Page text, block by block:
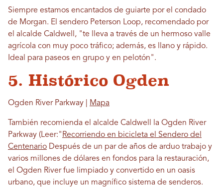
Siempre estamos encantados de guiarte por el condado
de Morgan. El sendero Peterson Loop, recomendado por
el alcalde Caldwell, "te lleva a través de un hermoso valle
agrícola con muy poco tráfico; además, es llano y rápido.
Ideal para paseos en grupo y en pelotón".
5. Histórico Ogden
Ogden River Parkway | Mapa
También recomienda el alcalde Caldwell la Ogden River
Parkway (Leer:" Recorriendo en bicicleta el Sendero del
Centenario Después de un par de años de arduo trabajo y
varios millones de dólares en fondos para la restauración,
el Ogden River fue limpiado y convertido en un oasis
urbano, que incluye un magnífico sistema de senderos.